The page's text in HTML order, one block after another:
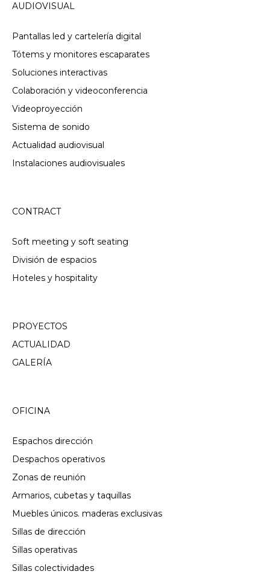
AUDIOVISUAL
Pantallas led y cartelería digital
Tótems y monitores escaparates
Soluciones interactivas
Colaboración y videoconferencia
Videoproyección
Sistema de sonido
Actualidad audiovisual
Instalaciones audiovisuales
CONTRACT
Soft meeting y soft seating
División de espacios
Hoteles y hospitality
PROYECTOS
ACTUALIDAD
GALERÍA
OFICINA
Espachos dirección
Despachos operativos
Zonas de reunión
Armarios, cubetas y taquillas
Muebles únicos. maderas exclusivas
Sillas de dirección
Sillas operativas
Sillas colectividades